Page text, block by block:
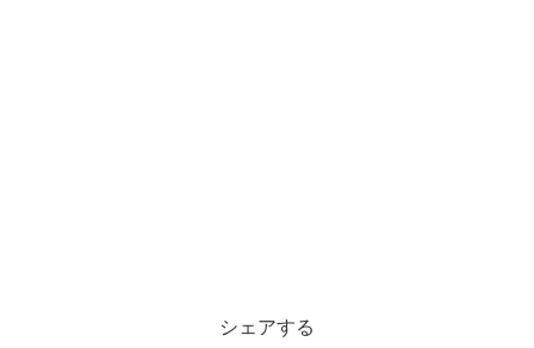
シェアする